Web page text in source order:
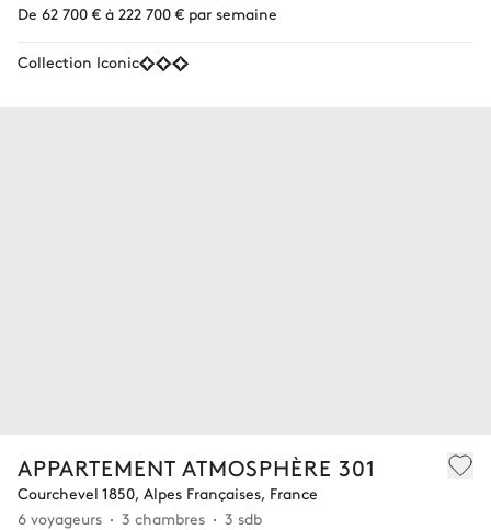
De 62 700 € à 222 700 € par semaine
Collection Iconic
APPARTEMENT ATMOSPHÈRE 301
Courchevel 1850, Alpes Françaises, France
6 voyageurs
3 chambres 3 sdb